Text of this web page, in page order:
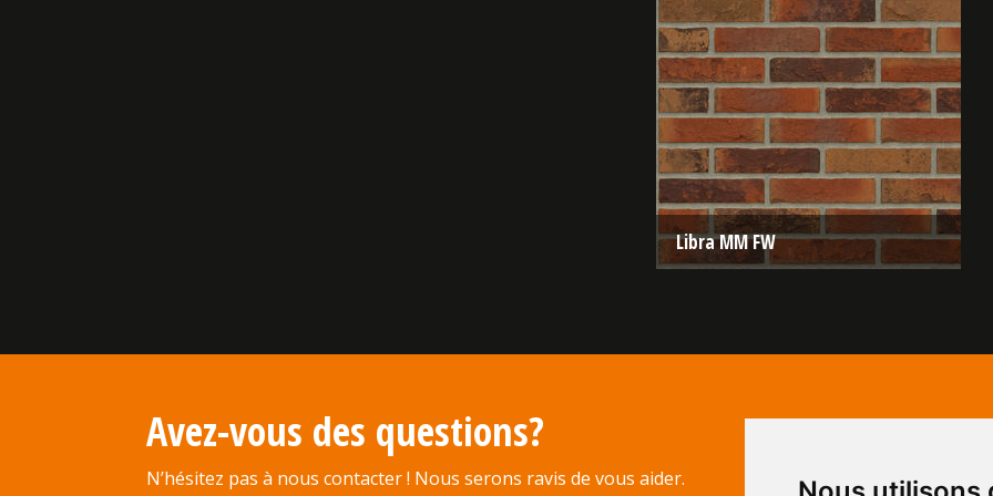
Libra MM FW
Type:
Sterrewaard
Avez-vous des questions?
N’hésitez pas à nous contacter ! Nous serons ravis de vous aider.